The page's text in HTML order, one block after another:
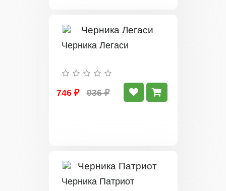
Черника Легаси
746 ₽ 936 ₽
Черника Патриот